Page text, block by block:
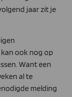
jaar zit je
ook nog op
Want een
al te
melding